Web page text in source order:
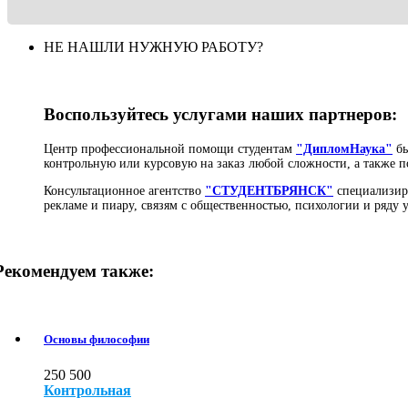
НЕ НАШЛИ НУЖНУЮ РАБОТУ?
Воспользуйтесь услугами наших партнеров:
Центр профессиональной помощи студентам "ДипломНаука"
контрольную или курсовую на заказ любой сложности, а также
Консультационное агентство "СТУДЕНТБРЯНСК"
рекламе и пиару, связям с общественностью, психологии и ряду
также:
Основы философии
250 500
Контрольная